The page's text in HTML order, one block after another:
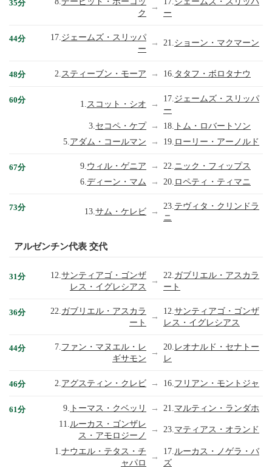
35分
ク
→
ー
44分 17. ジェームズ・スリッパ
ー
→ 21.ショーン・マクマーン
48分 2. スティーブン・モーア → 16. タタフ・ボロタナウ
60分 1.スコット・シオ →
17. ジェームズ・スリッパ
ー
3. セコペ・ケプ → 18. トム・ロバートソン
5. アダム・コールマン → 19. ローリー・アーノルド
67分 9. ウィル・ゲニア → 22. ニック・フィップス
6. ディーン・マム → 20. ロペティ・ティマニ
73分 13.サム・ケレビ →
23. テヴィタ・クリンドラ
ニ
アルゼンチン代表 交代
31分 12. サンティアゴ・ゴンザ
レス・イグレシアス
→
22. ガブリエル・アスカラ
ート
36分 22. ガブリエル・アスカラ
ート
→
12. サンティアゴ・ゴンザ
レス・イグレシアス
44分 7. ファン・マヌエル・レ
ギサモン
→
20. レオナルド・セナトー
レ
46分 2. アグスティン・クレビ → 16. フリアン・モントジャ
61分 9. トーマス・クベッリ → 21. マルティン・ランダホ
11. ルーカス・ゴンザレ
ス・アモロジーノ
→ 23.マティアス・オランド
1. ナウエル・テタス・チ
ャパロ
→
17. ルーカス・ノゲラ・バ
ズ